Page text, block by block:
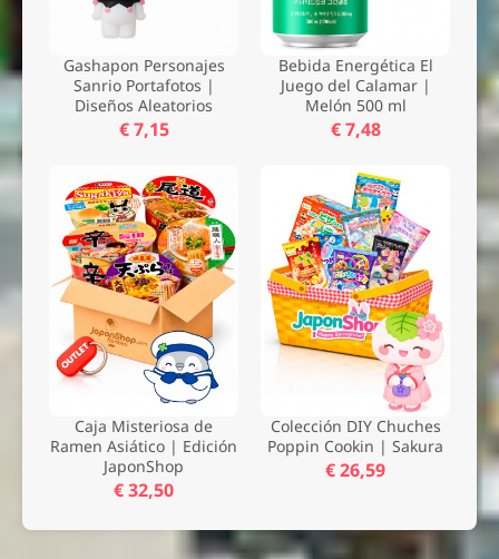
Gashapon Personajes
Sanrio Portafotos |
Diseños Aleatorios
€ 7,15
Bebida Energética El
Juego del Calamar |
Melón 500 ml
€ 7,48
Caja Misteriosa de
Ramen Asiático | Edición
JaponShop
€ 32,50
Colección DIY Chuches
Poppin Cookin | Sakura
€ 26,59